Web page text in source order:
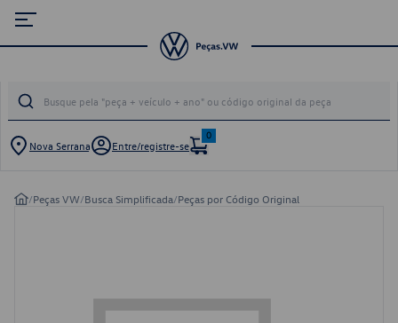
Nova Serrana Entre/registre-se
0
/Peças VW/Busca Simplificada/Peças por Código Original